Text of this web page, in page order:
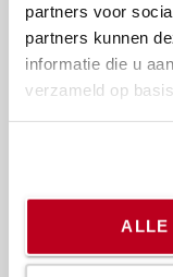
partners voor
partners kunnen
informatie die u
verzameld op
ALLE
Koopman
uit met 14
Elektrische